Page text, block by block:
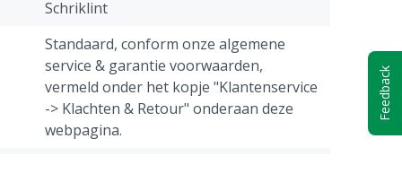
Schriklint
Standaard, conform onze algemene
service & garantie voorwaarden,
vermeld onder het kopje "Klantenservice
-> Klachten & Retour" onderaan deze
webpagina.
Feedback